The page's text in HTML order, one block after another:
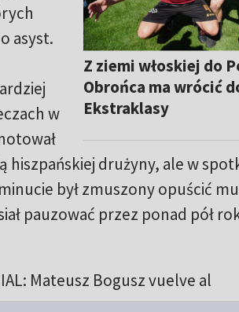
Z ziemi włoskiej do
Obrońca ma wrócić
Ekstraklasy
asyst.
w
hiszpańskiej drużyny, ale w
był zmuszony opuścić
pauzować przez ponad pół
Mateusz Bogusz vuelve al